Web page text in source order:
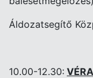
Áldozatsegítő
10.00-12.30: